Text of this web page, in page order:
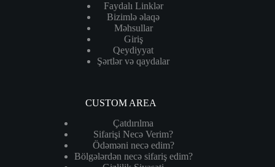
Faydalı Linklər
Bizimlə əlaqə
Məhsullar
Giriş
Qeydiyyat
Şərtlər və qaydalar
CUSTOM AREA
Çatdırılma
Sifarişi Necə Verim?
Ödəməni necə edim?
Bölgələrdən necə sifariş edim?